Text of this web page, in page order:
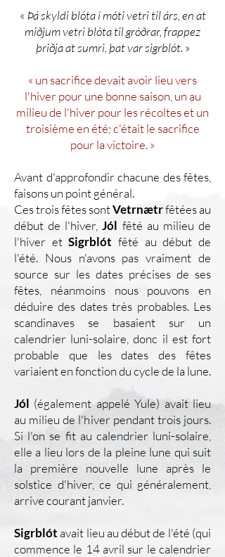
« Þá skyldi blóta í móti vetri til árs, en at
miðjum vetri blóta til gróðrar, frappez
þriðja at sumri, þat var sigrblót. »
« un sacrifice devait avoir lieu vers
l'hiver pour une bonne saison, un au
milieu de l'hiver pour les récoltes et un
troisième en été; c'était le sacrifice
pour la victoire. »
Avant d'approfondir chacune des fêtes,
faisons un point général.
Ces trois fêtes sontVetrnætrfêtées au
début de l'hiver,Jól fêté au milieu de
l'hiver etSigrblót fêté au début de
l'été. Nous n'avons pas vraiment de
source sur les dates précises de ses
fêtes, néanmoins nous pouvons en
déduire des dates très probables. Les
scandinaves se basaient sur un
calendrier luni-solaire, donc il est fort
probable que les dates des fêtes
variaient en fonction du cycle de la lune.
Jól (également appelé Yule) avait lieu
au milieu de l'hiver pendant trois jours.
Si l'on se fit au calendrier luni-solaire,
elle a lieu lors de la pleine lune qui suit
la première nouvelle lune après le
solstice d'hiver, ce qui généralement,
arrive courant janvier.
Sigrblót avait lieu au début de l'été (qui
commence le 14 avril sur le calendrier